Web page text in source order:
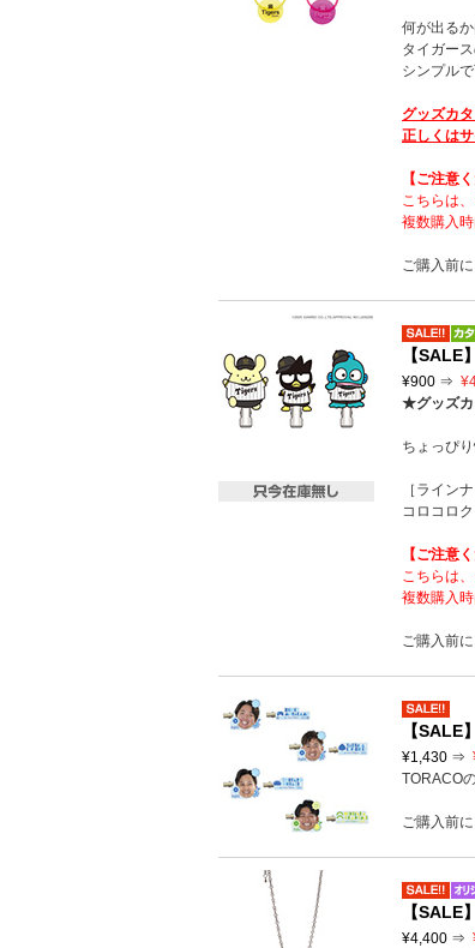
何が出るか
タイガー
シンプル
グッズカ
正しくは
【ご注意
こちらは
複数購入
ご購入前
【SALE
¥900 ⇒
★グッズ
ちょっぴ
［ラインナ
コロコロ
【ご注意
こちらは
複数購入
ご購入前
【SALE
¥1,430 ⇒
TORACO
ご購入前
【SALE
¥4,400 ⇒